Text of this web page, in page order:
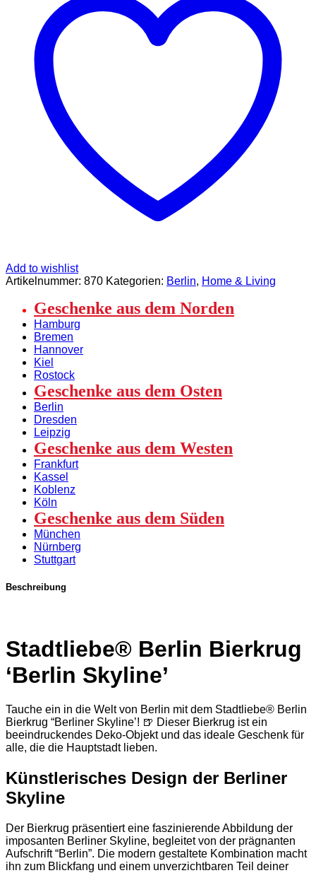
Add to wishlist
Artikelnummer: 870 Kategorien: Berlin, Home & Living
Geschenke aus dem Norden
Hamburg
Bremen
Hannover
Kiel
Rostock
Geschenke aus dem Osten
Berlin
Dresden
Leipzig
Geschenke aus dem Westen
Frankfurt
Kassel
Koblenz
Köln
Geschenke aus dem Süden
München
Nürnberg
Stuttgart
Beschreibung
Stadtliebe® Berlin Bierkrug
‘Berlin Skyline’
Tauche ein in die Welt von Berlin mit dem Stadtliebe® Berlin
Bierkrug “Berliner Skyline’! 🍺 Dieser Bierkrug ist ein
beeindruckendes Deko-Objekt und das ideale Geschenk für
alle, die die Hauptstadt lieben.
Künstlerisches Design der Berliner
Skyline
Der Bierkrug präsentiert eine faszinierende Abbildung der
imposanten Berliner Skyline, begleitet von der prägnanten
Aufschrift “Berlin”. Die modern gestaltete Kombination macht
ihn zum Blickfang und einem unverzichtbaren Teil deiner